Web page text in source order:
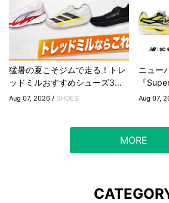
猛暑の夏こそジムで走る！トレ
ッドミルおすすめシューズ3...
Aug 07, 2026 / SHOES
ニュー
『
Aug 07,
MORE